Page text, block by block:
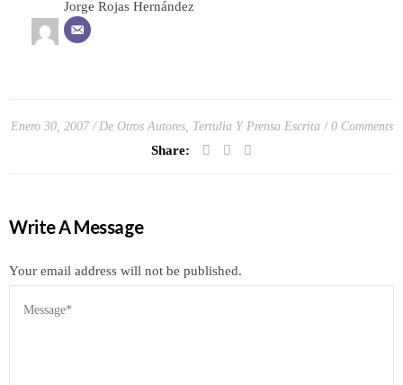
Jorge Rojas Hernández
Enero 30, 2007 De Otros Autores, Tertulia Y Prensa Escrita 0 Comments
Share:
Write A Message
Your email address will not be published.